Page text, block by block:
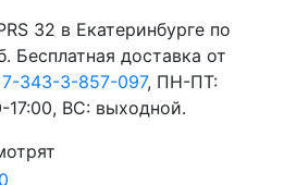
32 в Екатеринбурге по
Бесплатная доставка от
343-3-857-097, ПН-ПТ:
17:00, ВС: выходной.